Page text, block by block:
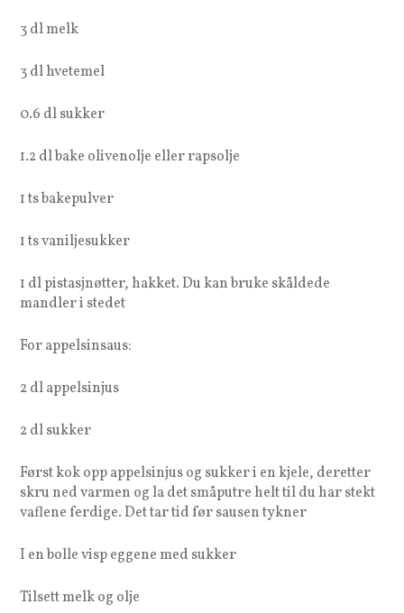
3 dl melk
3 dl hvetemel
0.6 dl sukker
1.2 dl bake olivenolje eller rapsolje
1 ts bakepulver
1 ts vaniljesukker
1 dl pistasjnøtter, hakket. Du kan bruke skåldede
mandler i stedet
For appelsinsaus:
2 dl appelsinjus
2 dl sukker
Først kok opp appelsinjus og sukker i en kjele, deretter
skru ned varmen og la det småputre helt til du har stekt
vaflene ferdige. Det tar tid før sausen tykner
I en bolle visp eggene med sukker
Tilsett melk og olje